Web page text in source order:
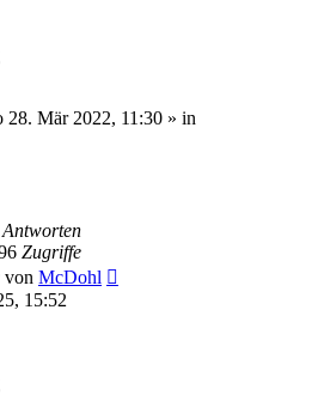
28. Mär 2022, 11:30 » in
Antworten
Zugriffe
von McDohl
15:52